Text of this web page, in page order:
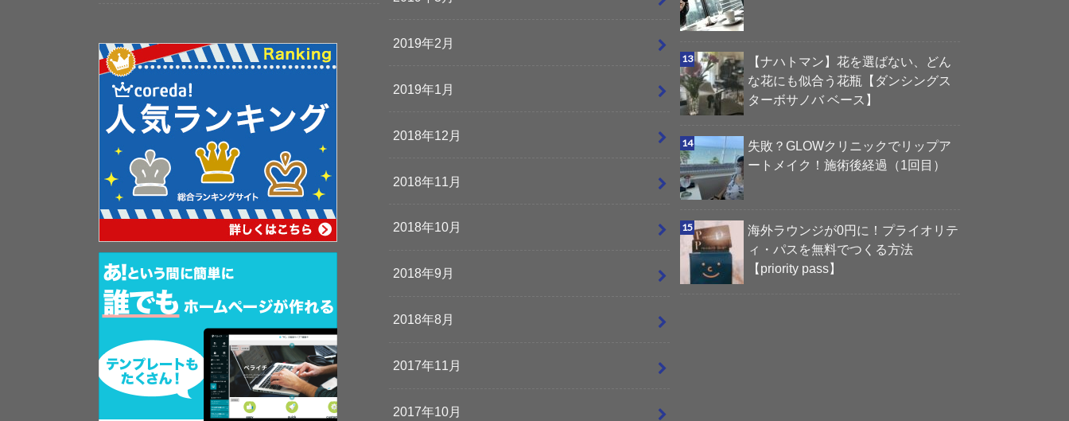
2019年2月
2019年1月
2018年12月
2018年11月
2018年10月
2018年9月
2018年8月
2017年11月
2017年10月
【ナハトマン】花を選ばない、どん
な花にも似合う花瓶【ダンシングス
ターボサノバ ベース】
失敗？GLOWクリニックでリップア
ートメイク！施術後経過（1回目）
海外ラウンジが0円に！プライオリテ
ィ・パスを無料でつくる方法
【priority pass】